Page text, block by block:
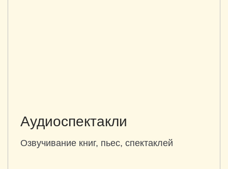
Аудиоспектакли
Озвучивание книг, пьес, спектаклей